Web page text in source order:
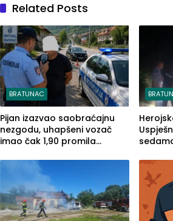
Related Posts
BRATUNAC
Pijan izazvao saobraćajnu
nezgodu, uhapšeni vozač
imao čak 1,90 promila